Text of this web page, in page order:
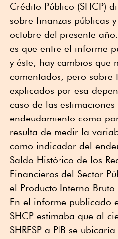
Crédito Público (SHCP)
sobre finanzas públicas
octubre del presente
es que entre el informe
y éste, hay cambios que
comentados, pero sobre
explicados por esa
caso de las
endeudamiento como
resulta de medir la
como indicador del
Saldo Histórico de los
Financieros del Sector
el Producto Interno Bruto
En el informe publicado
SHCP estimaba que al
SHRFSP a PIB se